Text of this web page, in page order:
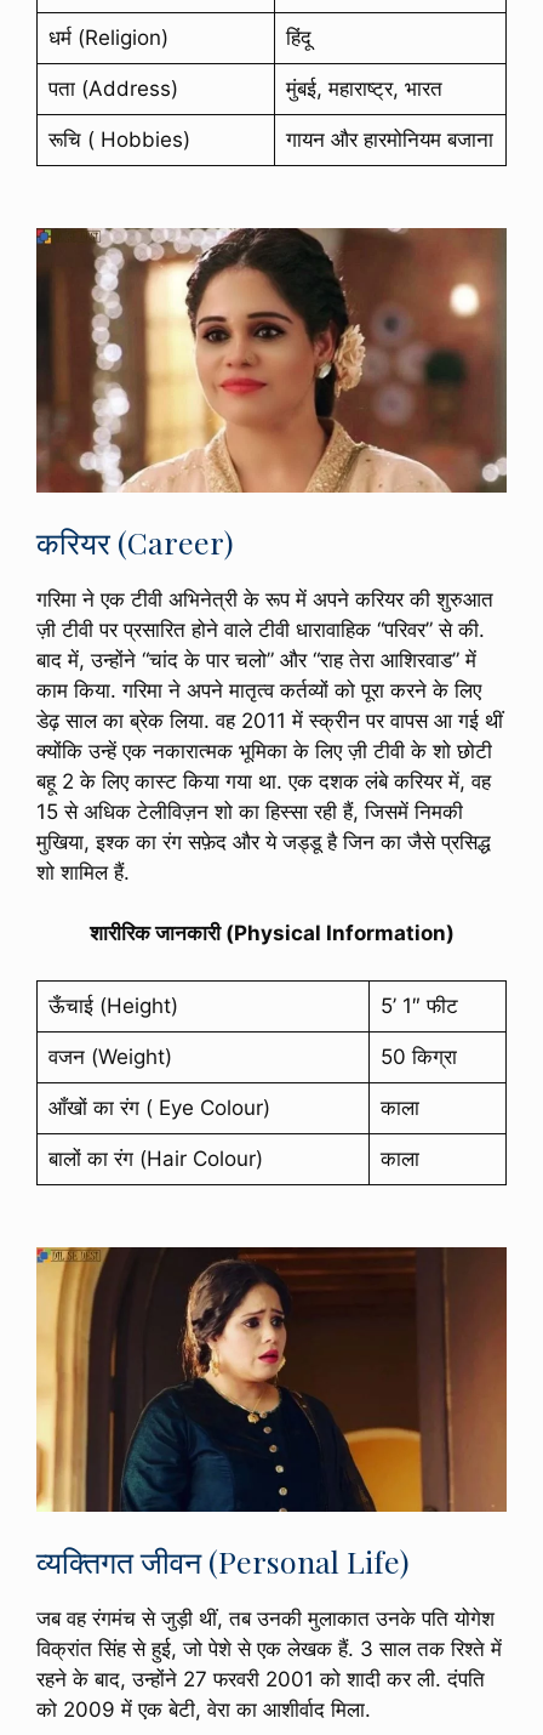
धर्म (Religion) हिंदू
पता (Address) मुंबई, महाराष्ट्र, भारत
रूचि ( Hobbies) गायन और हारमोनियम बजाना
करियर (Career)
गरिमा ने एक टीवी अभिनेत्री के रूप में अपने करियर की शुरुआत
ज़ी टीवी पर प्रसारित होने वाले टीवी धारावाहिक “परिवर” से की.
बाद में, उन्होंने “चांद के पार चलो” और “राह तेरा आशिरवाड” में
काम किया. गरिमा ने अपने मातृत्व कर्तव्यों को पूरा करने के लिए
डेढ़ साल का ब्रेक लिया. वह 2011 में स्क्रीन पर वापस आ गई थीं
क्योंकि उन्हें एक नकारात्मक भूमिका के लिए ज़ी टीवी के शो छोटी
बहू 2 के लिए कास्ट किया गया था. एक दशक लंबे करियर में, वह
15 से अधिक टेलीविज़न शो का हिस्सा रही हैं, जिसमें निमकी
मुखिया, इश्क का रंग सफ़ेद और ये जड्डू है जिन का जैसे प्रसिद्ध
शो शामिल हैं.
शारीरिक जानकारी (Physical Information)
ऊँचाई (Height) 5’ 1″ फीट
वजन (Weight) 50 किग्रा
आँखों का रंग ( Eye Colour) काला
बालों का रंग (Hair Colour) काला
व्यक्तिगत जीवन (Personal Life)
जब वह रंगमंच से जुड़ी थीं, तब उनकी मुलाकात उनके पति योगेश
विक्रांत सिंह से हुई, जो पेशे से एक लेखक हैं. 3 साल तक रिश्ते में
रहने के बाद, उन्होंने 27 फरवरी 2001 को शादी कर ली. दंपति
को 2009 में एक बेटी, वेरा का आशीर्वाद मिला.